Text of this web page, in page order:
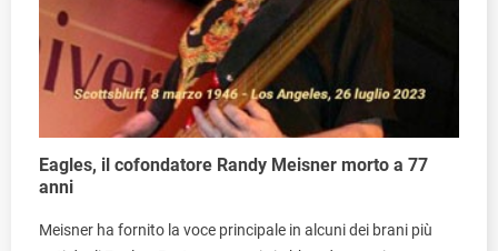
Eagles, il cofondatore Randy Meisner morto a 77
anni
Meisner ha fornito la voce principale in alcuni dei brani più